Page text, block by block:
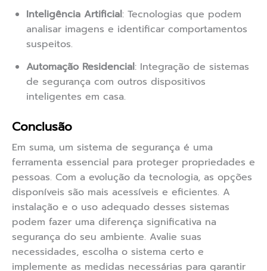
Inteligência Artificial: Tecnologias que podem
analisar imagens e identificar comportamentos
suspeitos.
Automação Residencial: Integração de sistemas
de segurança com outros dispositivos
inteligentes em casa.
Conclusão
Em suma, um sistema de segurança é uma
ferramenta essencial para proteger propriedades e
pessoas. Com a evolução da tecnologia, as opções
disponíveis são mais acessíveis e eficientes. A
instalação e o uso adequado desses sistemas
podem fazer uma diferença significativa na
segurança do seu ambiente. Avalie suas
necessidades, escolha o sistema certo e
implemente as medidas necessárias para garantir